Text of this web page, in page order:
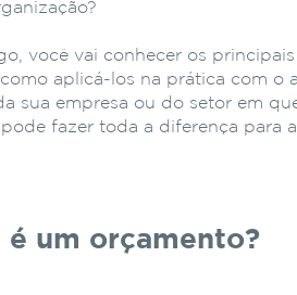
você vai conhecer os
aplicá-los na prática com o
sua empresa ou do setor em
fazer toda a diferença para
é um orçamento?